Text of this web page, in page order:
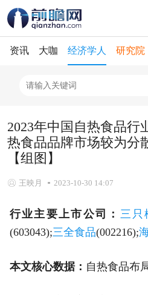
资讯 大咖 经济学人 研究院
2023年中国自热食品行
热食品品牌市场较为分
【组图】
王映月 2023-10-30 14:07
行业主要上市公司： 三只
(603043);三全食品(002216);
本文核心数据： 自热食品布